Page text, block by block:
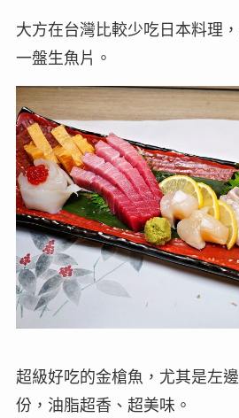
大方在台灣比較少吃日本料理
一盤生魚片。
超級好吃的金槍魚，尤其是左
份，油脂超香、超美味。